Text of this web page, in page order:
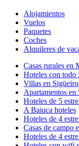
Alojamientos
Vuelos
Paquetes
Coches
Alquileres de
Casas rurales en
Hoteles con
Villas en Sigüeiro
Apartamentos en
Hoteles de 5
A Baiuca hoteles
Hoteles de 4
Casas de campo
Hoteles de 4